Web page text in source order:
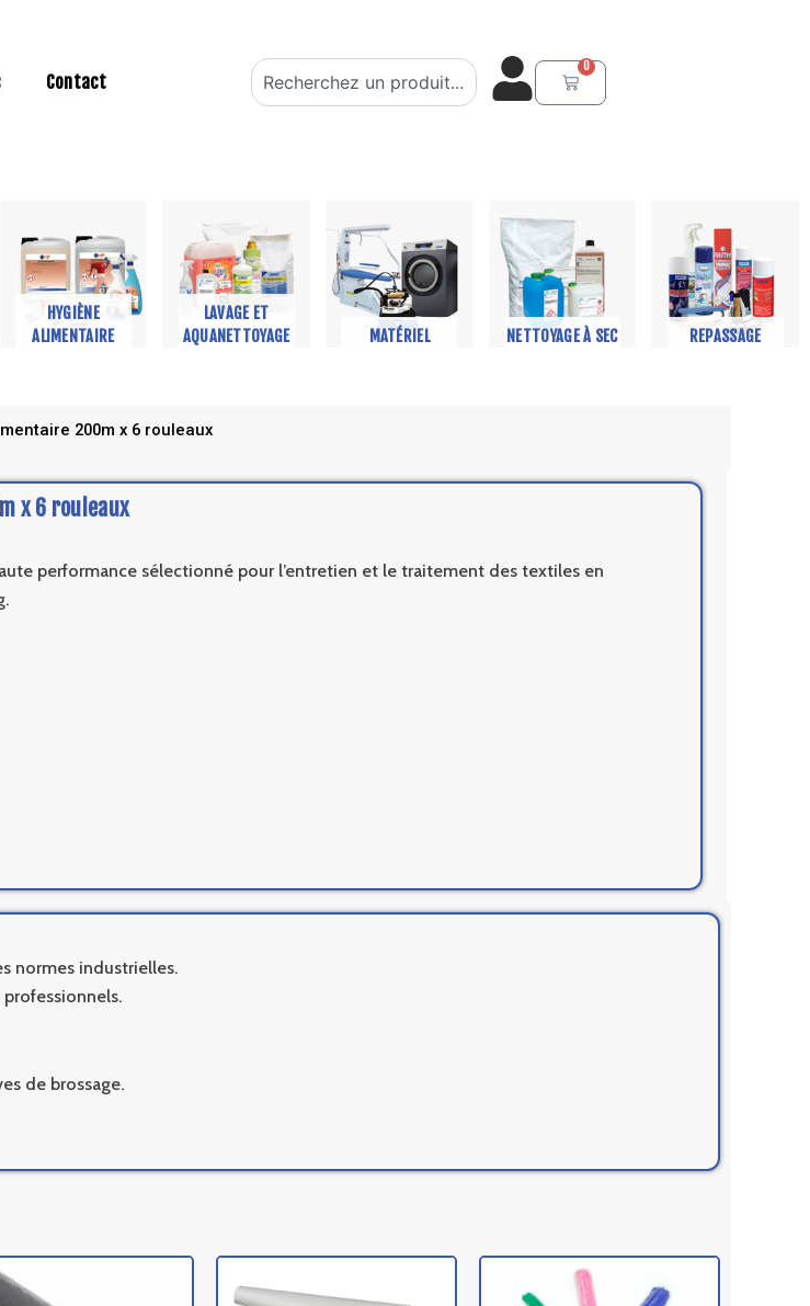
Contact
Rechercher 0
Panier
HYGIÈNE
ALIMENTAIRE
LAVAGE ET
AQUANETTOYAGE
MATÉRIEL NETTOYAGE À SEC REPASSAGE
200m x 6 rouleaux
x 6 rouleaux
performance sélectionné pour l’entretien et le traitement des textiles en
normes industrielles.
de brossage.